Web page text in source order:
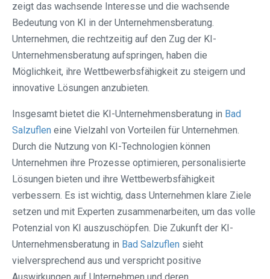
zeigt das wachsende Interesse und die wachsende
Bedeutung von KI in der Unternehmensberatung.
Unternehmen, die rechtzeitig auf den Zug der KI-
Unternehmensberatung aufspringen, haben die
Möglichkeit, ihre Wettbewerbsfähigkeit zu steigern und
innovative Lösungen anzubieten.
Insgesamt bietet die KI-Unternehmensberatung in Bad
Salzuflen eine Vielzahl von Vorteilen für Unternehmen.
Durch die Nutzung von KI-Technologien können
Unternehmen ihre Prozesse optimieren, personalisierte
Lösungen bieten und ihre Wettbewerbsfähigkeit
verbessern. Es ist wichtig, dass Unternehmen klare Ziele
setzen und mit Experten zusammenarbeiten, um das volle
Potenzial von KI auszuschöpfen. Die Zukunft der KI-
Unternehmensberatung in Bad Salzuflen sieht
vielversprechend aus und verspricht positive